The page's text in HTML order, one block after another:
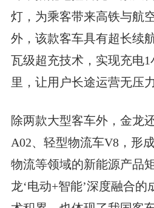
灯，为乘客带来高铁与航
外，该款客车具有超长续
瓦级超充技术，实现充电1
里，让用户长途运营无压力
除两款大型客车外，金龙
A02、轻型物流车V8，形
物流等领域的新能源产品
龙‘电动+智能’深度融合